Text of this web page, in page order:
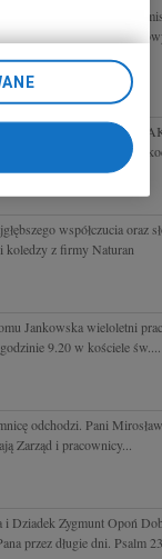
Zdzisława Nowaka
Miasta
Pietrzak żołnierz
Energetyki. Nasz bardzo
współczucia oraz
koledzy z firmy Naturan
Jankowska wieloletni
9.20 w kościele św....
odchodzi. Pani
Zarząd i pracownicy...
Dziadek Zygmunt Opoń
przez długie dni. Psalm